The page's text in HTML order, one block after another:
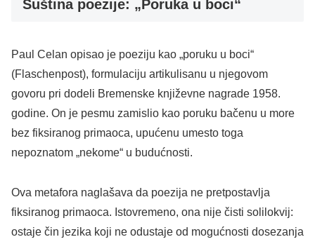
Suština poezije: „Poruka u boci“
​Paul Celan opisao je poeziju kao „poruku u boci“
(Flaschenpost), formulaciju artikulisanu u njegovom
govoru pri dodeli Bremenske književne nagrade 1958.
godine. On je pesmu zamislio kao poruku bačenu u more
bez fiksiranog primaoca, upućenu umesto toga
nepoznatom „nekome“ u budućnosti.
​Ova metafora naglašava da poezija ne pretpostavlja
fiksiranog primaoca. Istovremeno, ona nije čisti solilokvij:
ostaje čin jezika koji ne odustaje od mogućnosti dosezanja